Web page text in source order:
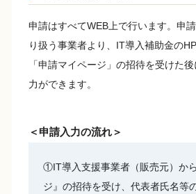
申請はすべてWEB上で行います。申
り扱う事業者より、IT導入補助金のHP
「申請マイページ」の招待を受けた
力ができます。
＜申請入力の流れ＞
①IT導入支援事業者（販売元）か
ジ』の招待を受け、代表者氏名等